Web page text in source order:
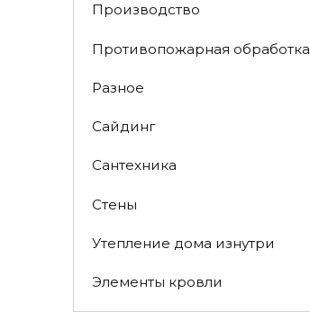
Производство
Противопожарная обработка
Разное
Сайдинг
Сантехника
Стены
Утепление дома изнутри
Элементы кровли